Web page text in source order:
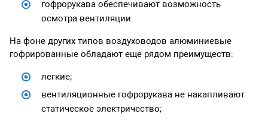
гофрорукава обеспечивают возможность
осмотра вентиляции.
На фоне других типов воздуховодов алюминиевые
гофрированные обладают еще рядом преимуществ:
легкие;
вентиляционные гофрорукава не накапливают
статическое электричество;